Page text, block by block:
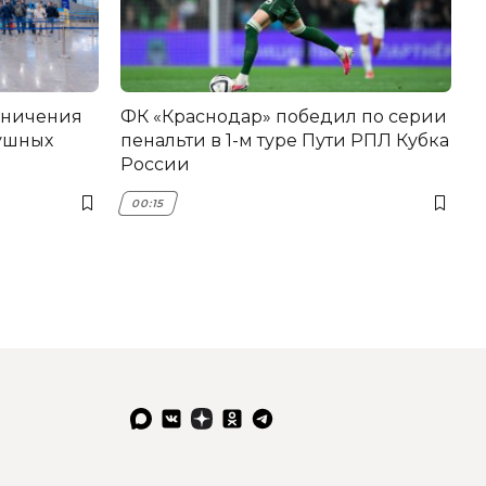
ФК «Краснодар» победил по серии
пенальти в 1-м туре Пути РПЛ Кубка
России
00:15